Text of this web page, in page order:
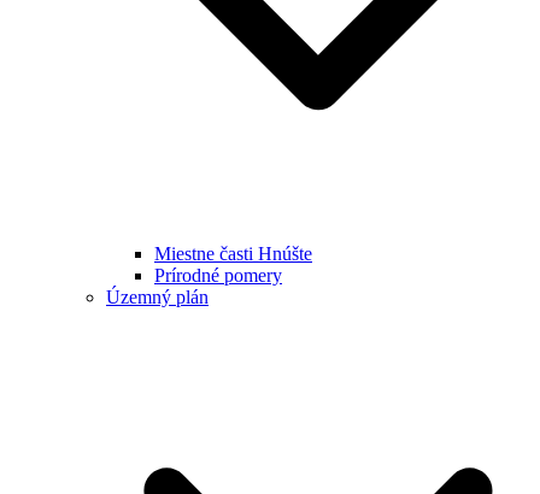
Miestne časti Hnúšte
Prírodné pomery
Územný plán